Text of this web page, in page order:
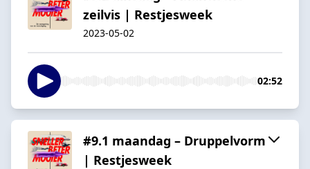
zeilvis | Restjesweek
2023-05-02
02:52
#9.1 maandag – Druppelvorm
| Restjesweek